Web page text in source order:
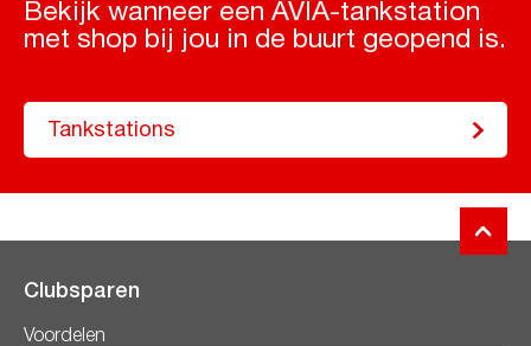
Bekijk wanneer een AVIA-tankstation
met shop bij jou in de buurt geopend is.
Tankstations
Clubsparen
Voordelen